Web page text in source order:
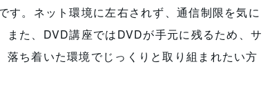
す。ネット環境に左右されず、通信制限を気に
また、DVD講座ではDVDが手元に残るため、サ
ち着いた環境でじっくりと取り組まれたい方